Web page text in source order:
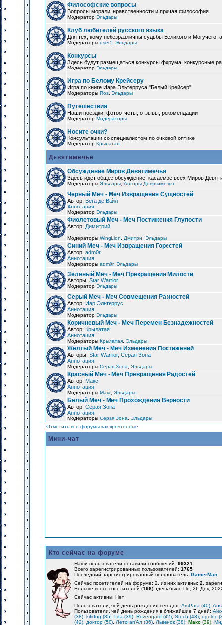
Философские вопросы
Вопросы морали, нравственности и прочая философия
Модератор Эльдары
Клуб любителей русского языка
Для тех, кому небезразличны судьбы Великого и Могучего,
Модераторы user1 Эльдары
Конкурсы
Здесь будут размещаться конкурсы форума, конкурсные
Модератор Эльдары
Игра по Белому Крейсеру
Игра по книге Иара Эльтерруса "Белый Крейсер"
Модераторы Ros Эльдары
Путешествия
Наши поездки, фотоотчеты, отзывы, рекомендации
Модератор Модераторы
Носите очки?
Консультации со специалистом по очковой оптике
Модератор Крылатая
Девятимечье
Обсуждение Миров Девятимечья
Здесь идет общее обсуждение, касаемое всех Миров
Модераторы Эльдары Авторы Девятимечья
Черный Меч - Меч Извращения Сущностей
Автор: Вега де Вайл
Аннотация
Модератор Эльдары
Фиолетовый Меч - Меч Постижения Глупости
Автор: Димитрий
Модераторы WingLion Дмитри Эльдары
Синий Меч - Меч Извращения Горестей
Автор: adm0r
Аннотация
Модераторы adm0r, Эльдары
Зеленый Меч - Меч Прекращения Милости
Авторы: Star Warrior
Модератор Эльдары
Серый Меч - Меч Совмещения Разностей
Автор: Иар Эльтеррус
Аннотация
Модератор Эльдары
Коричневый Меч - Меч Перемен Безнадежностей
Автор: Крылатая
Аннотация
Модераторы Крылатая Эльдары
Желтый Меч - Меч Изменения Постижений
Авторы: Star Warrior, Серая Зона
Аннотация
Модераторы Серая Зона Эльдары
Красный Меч - Меч Превращения Радостей
Автор: Макс
Аннотация
Модераторы Макс Эльдары
Белый Меч - Меч Прохождения Верности
Автор: Серая Зона
Аннотация
Модераторы Серая Зона
Эльдары
Отметить все форумы как прочтённые
Мини-чат
Кто сейчас на форуме
Наши пользователи оставили сообщений: 99321
Всего зарегистрированных пользователей: 1765
Последний зарегистрированный пользователь: GamerMan
Сейчас посетителей на форуме: 2, из них активны: 2 ,
Больше всего посетителей (196) здесь было Пн, 26 Дек,
Сейчас активны: Нет
Пользователи, чей день рождения сегодня: ArsPara (40)
Пользователи, чей день рождения в ближайшие 7 дней:
(38) kifidog (35) Lita (39) Rozengard (42) Stoch (48) ugolec
(42)
доктор (50) Лето ап'Ал (36) Львенок (38) Макс (39)